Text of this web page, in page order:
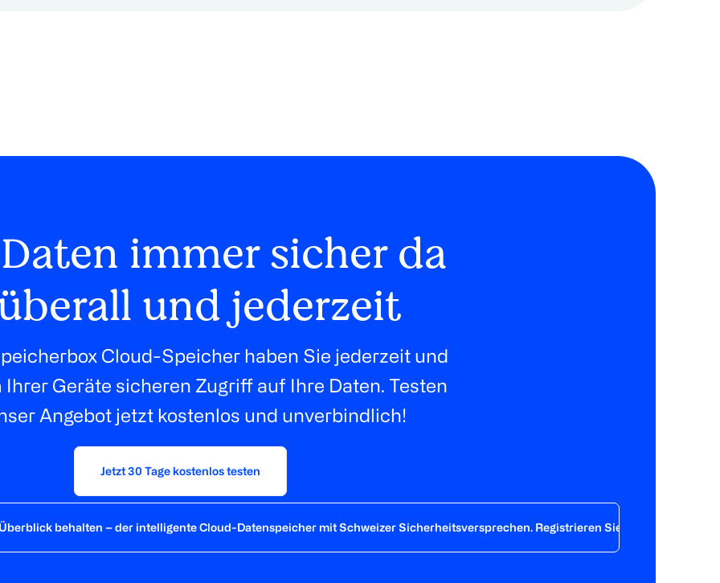
immer sicher da
und jederzeit
Cloud-Speicher haben Sie jederzeit und
Ihrer Geräte sicheren Zugriff auf Ihre Daten. Testen
Angebot jetzt kostenlos und unverbindlich!
Jetzt 30 Tage kostenlos testen
behalten – der intelligente Cloud-Datenspeicher mit Schweizer Sicherheitsversprechen. Registrieren Sie sich noch heute